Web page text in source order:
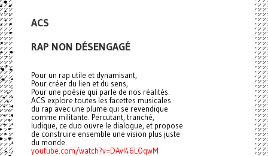
ACS
RAP NON DÉSENGAGÉ
Pour un rap utile et dynamisant,
Pour créer du lien et du sens,
Pour une poésie qui parle de nos réalités.
ACS explore toutes les facettes musicales
du rap avec une plume qui se revendique
comme militante. Percutant, tranché,
ludique, ce duo ouvre le dialogue, et propose
de construire ensemble une vision plus juste
du monde.
youtube.com/watch?v=DAvI46LOqwM